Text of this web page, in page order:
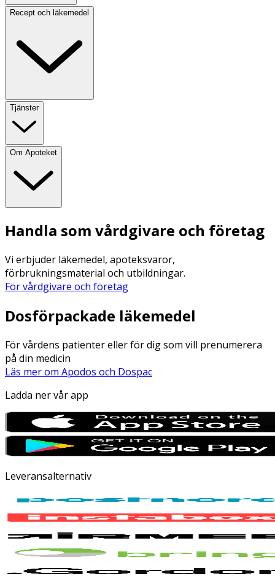
Recept och läkemedel
Tjänster
Om Apoteket
Handla som vårdgivare och företag
Vi erbjuder läkemedel, apoteksvaror,
förbrukningsmaterial och utbildningar.
För vårdgivare och företag
Dosförpackade läkemedel
För vårdens patienter eller för dig som vill prenumerera
på din medicin
Läs mer om Apodos och Dospac
Ladda ner vår app
Leveransalternativ